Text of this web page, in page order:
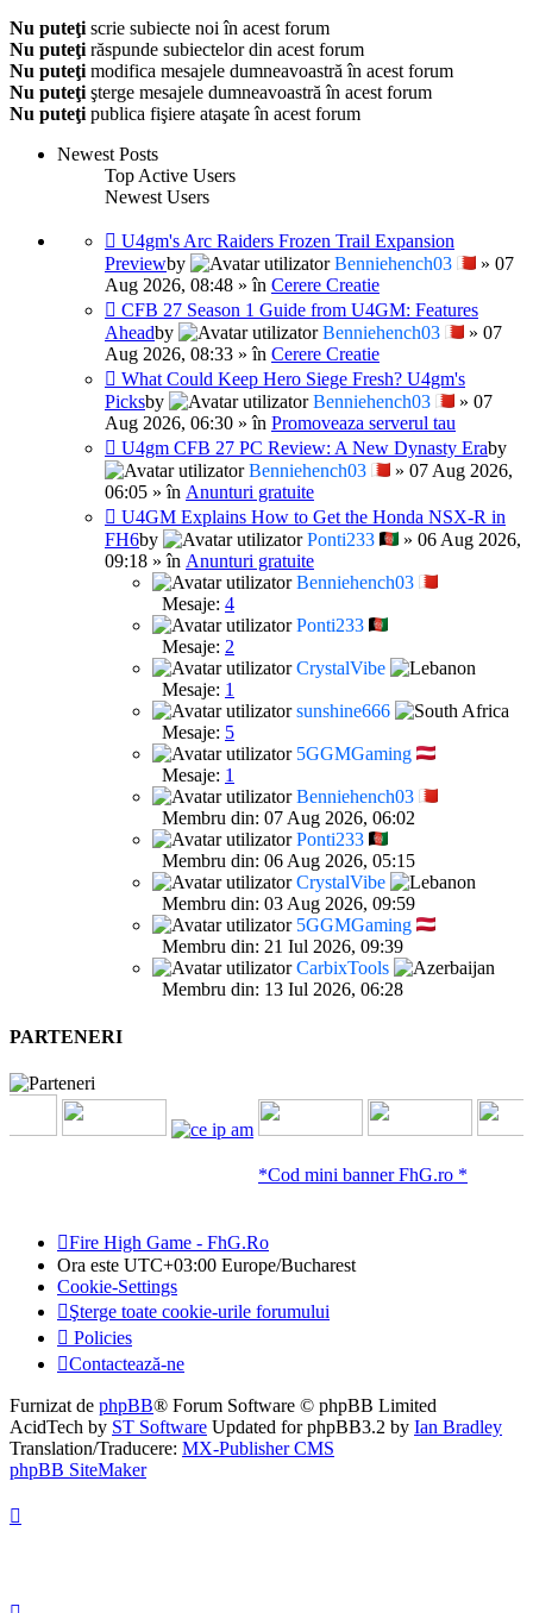
Nu puteţiscrie subiecte noi în acest forum
Nu puteţirăspunde subiectelor din acest forum
Nu puteţimodifica mesajele dumneavoastră în acest forum
Nu puteţişterge mesajele dumneavoastră în acest forum
Nu puteţipublica fişiere ataşate în acest forum
Newest Posts
Top Active Users
Newest Users
U4gm's Arc Raiders Frozen Trail Expansion
Previewby Benniehench03
» 07
Aug 2026, 08:48 » în Cerere Creatie
CFB 27 Season 1 Guide from U4GM: Features
Aheadby Benniehench03
» 07
Aug 2026, 08:33 » în Cerere Creatie
What Could Keep Hero Siege Fresh? U4gm's
Picksby Benniehench03
» 07
Aug 2026, 06:30 » în Promoveaza serverul tau
U4gm CFB 27 PC Review: A New Dynasty Eraby
Benniehench03
» 07 Aug 2026,
06:05 » în Anunturi gratuite
U4GM Explains How to Get the Honda NSX-R in
FH6by Ponti233
» 06 Aug 2026,
09:18 » în Anunturi gratuite
Benniehench03
Mesaje: 4
Ponti233
Mesaje: 2
CrystalVibe
Mesaje: 1
sunshine666
Mesaje: 5
5GGMGaming
Mesaje: 1
Benniehench03
Membru din: 07 Aug 2026, 06:02
Ponti233
Membru din: 06 Aug 2026, 05:15
CrystalVibe
Membru din: 03 Aug 2026, 09:59
5GGMGaming
Membru din: 21 Iul 2026, 09:39
CarbixTools
Membru din: 13 Iul 2026, 06:28
PARTENERI
*Cod mini banner FhG.ro *
Fire High Game - FhG.Ro
Ora este UTC+03:00 Europe/Bucharest
Cookie-Settings
Şterge toate cookie-urile forumului
Policies
Contactează-ne
Furnizat de phpBB® Forum Software © phpBB Limited
AcidTech by ST Software Updated for phpBB3.2 by Ian Bradley
Translation/Traducere: MX-Publisher CMS
phpBB SiteMaker